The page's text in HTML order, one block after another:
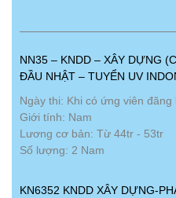
NN35 – KNDD – XÂY DỰNG
ĐẦU NHẬT – TUYỂN UV
Ngày thi: Khi có ứng viên đăng
Giới tính: Nam
Lương cơ bản: Từ 44tr - 53tr
Số lượng: 2 Nam
KN6352 KNDD XÂY DỰNG-